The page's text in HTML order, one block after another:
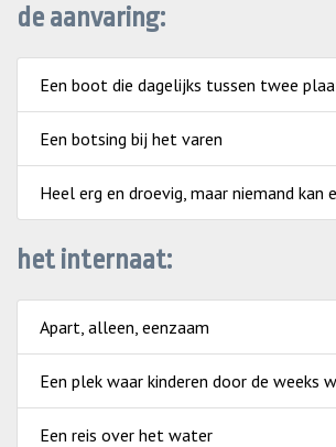
de aanvaring:
Een boot die dagelijks tussen twee
Een botsing bij het varen
Heel erg en droevig, maar niemand kan
het internaat:
Apart, alleen, eenzaam
Een plek waar kinderen door de weeks
Een reis over het water